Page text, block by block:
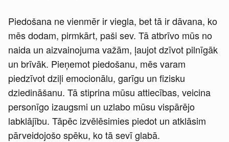
Piedošana ne vienmēr ir viegla, bet tā ir dāvana, ko
mēs dodam, pirmkārt, paši sev. Tā atbrīvo mūs no
naida un aizvainojuma važām, ļaujot dzīvot pilnīgāk
un brīvāk. Pieņemot piedošanu, mēs varam
piedzīvot dziļi emocionālu, garīgu un fizisku
dziedināšanu. Tā stiprina mūsu attiecības, veicina
personīgo izaugsmi un uzlabo mūsu vispārējo
labklājību. Tāpēc izvēlēsimies piedot un atklāsim
pārveidojošo spēku, ko tā sevī glabā.